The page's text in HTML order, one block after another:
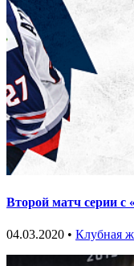
Второй матч серии с
04.03.2020 • Клубная